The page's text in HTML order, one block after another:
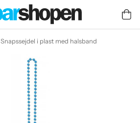
Snapssejdel i plast med halsband